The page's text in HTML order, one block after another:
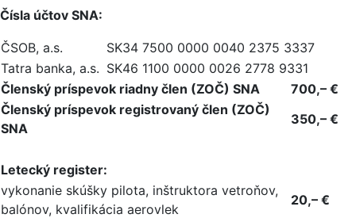
Čísla účtov SNA:
ČSOB, a.s.
SK34 7500 000­0 0040 2375 3­337
Tatra banka, a.s. SK46 1100 000­0 0026 2778 9­331
Členský príspevok riadny člen (ZOČ) SNA
700,– €
Členský príspevok registrovaný člen (ZOČ)
SNA
350,– €
Letecký register:
vykonanie skúšky pilota, inštruktora vetroňov,
balónov, kvalifikácia aerovlek
20,– €